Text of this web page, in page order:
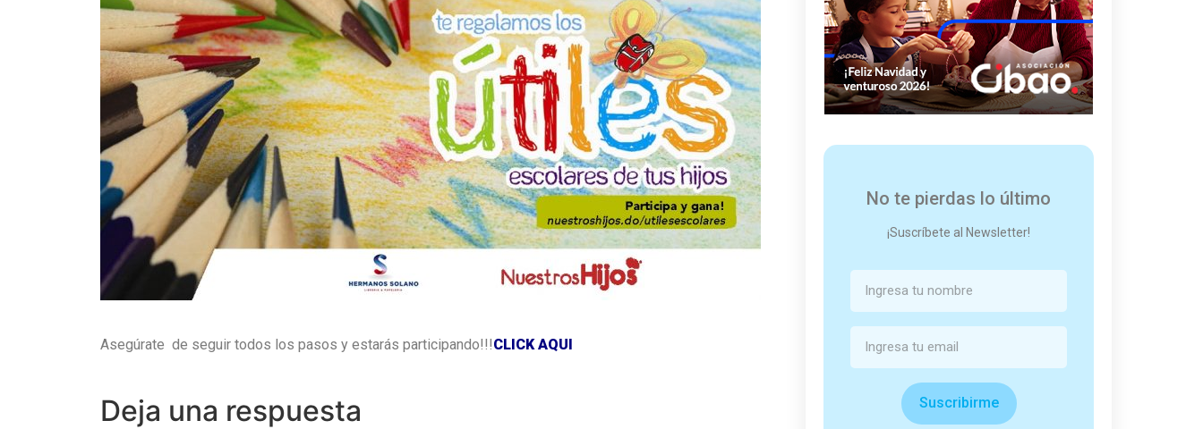
Asegúrate de seguir todos los pasos y estarás participando!!!CLICK AQUI
Deja una respuesta
No te pierdas lo último
¡Suscríbete al Newsletter!
Suscribirme